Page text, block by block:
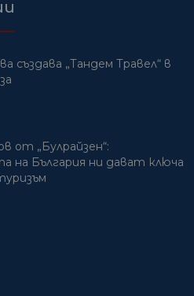
създава „Тандем Травел“ в
от „Булрайзен“:
на България ни дават ключа